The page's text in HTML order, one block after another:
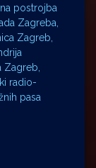
postrojba
Zagreba,
Zagreb,
Zagreb,
radio-
pasa